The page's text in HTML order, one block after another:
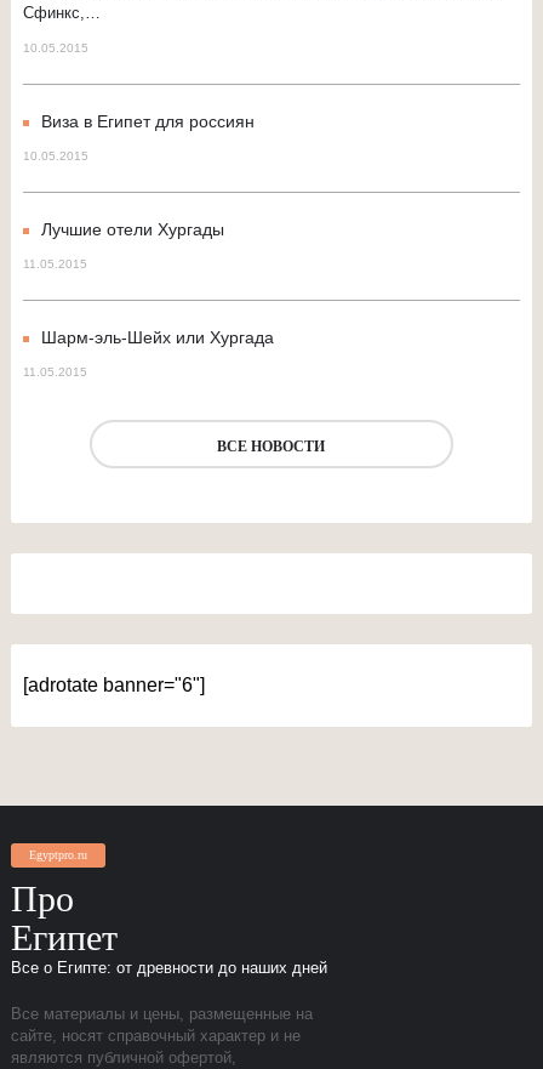
Сфинкс,…
10.05.2015
Виза в Египет для россиян
10.05.2015
Лучшие отели Хургады
11.05.2015
Шарм-эль-Шейх или Хургада
11.05.2015
ВСЕ НОВОСТИ
[adrotate banner="6"]
Egyptpro.ru
Про
Египет
Все о Египте: от древности до наших дней
Все материалы и цены, размещенные на
сайте, носят справочный характер и не
являются публичной офертой,